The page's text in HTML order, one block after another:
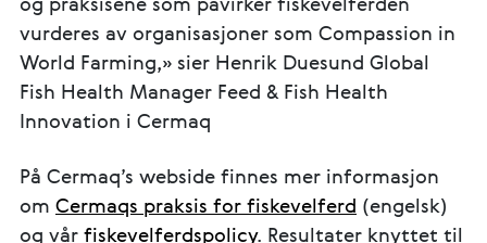
og praksisene som påvirker fiskevelferden
vurderes av organisasjoner som Compassion in
World Farming,» sier Henrik Duesund Global
Fish Health Manager Feed & Fish Health
Innovation i Cermaq
På Cermaq’s webside finnes mer informasjon
om Cermaqs praksis for fiskevelferd (engelsk)
og vår fiskevelferdspolicy. Resultater knyttet til